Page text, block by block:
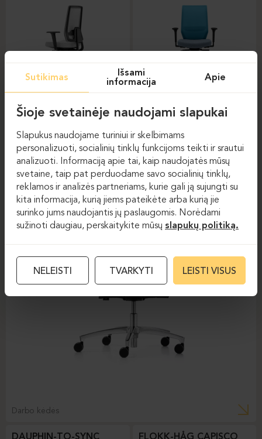
Darbo kėdės Darbo kėdės
DAUPHIN-STILO
Darbo kėdės
Sutikimas
Išsami
informacija
Apie
Šioje svetainėje naudojami slapukai
Slapukus naudojame turiniui ir skelbimams
personalizuoti, socialinių tinklų funkcijoms teikti ir srautui
analizuoti. Informaciją apie tai, kaip naudojatės mūsų
svetaine, taip pat perduodame savo socialinių tinklų,
reklamos ir analizės partneriams, kurie gali ją sujungti su
kita informacija, kurią jiems pateikėte arba kurią jie
surinko jums naudojantis jų paslaugomis. Norėdami
sužinoti daugiau, perskaitykite mūsų slapukų politiką.
NELEISTI TVARKYTI LEISTI VISUS